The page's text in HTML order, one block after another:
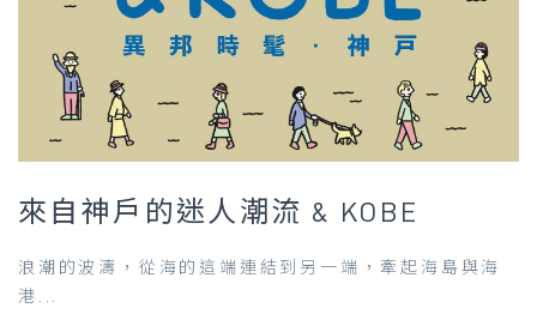
來自神戶的迷人潮流 & KOBE
浪潮的波濤，從海的這端連結到另一端，牽起海島與海
港...